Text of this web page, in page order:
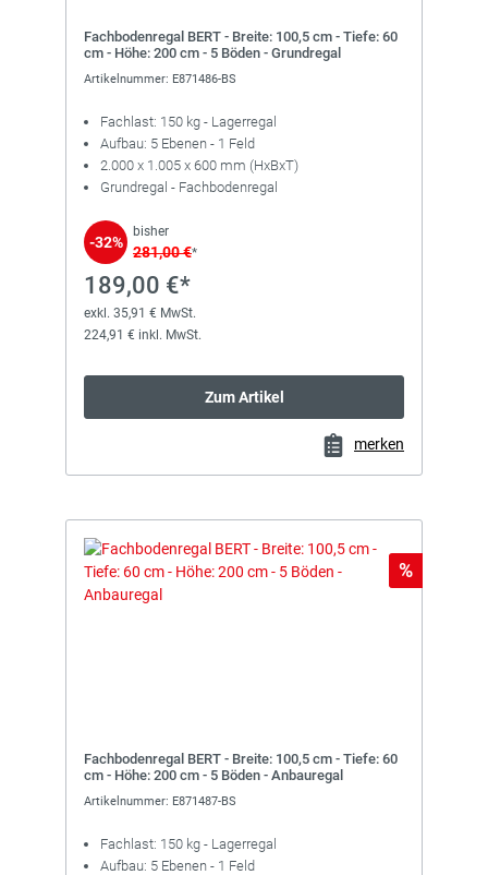
Fachbodenregal BERT - Breite: 100,5 cm - Tiefe: 60
cm - Höhe: 200 cm - 5 Böden - Grundregal
Artikelnummer: E871486-BS
Fachlast: 150 kg - Lagerregal
Aufbau: 5 Ebenen - 1 Feld
2.000 x 1.005 x 600 mm (HxBxT)
Grundregal - Fachbodenregal
-32%
bisher
281,00 €*
189,00 €*
exkl. 35,91 € MwSt.
224,91 € inkl. MwSt.
Zum Artikel
merken
Rabatt
%
Fachbodenregal BERT - Breite: 100,5 cm - Tiefe: 60
cm - Höhe: 200 cm - 5 Böden - Anbauregal
Artikelnummer: E871487-BS
Fachlast: 150 kg - Lagerregal
Aufbau: 5 Ebenen - 1 Feld